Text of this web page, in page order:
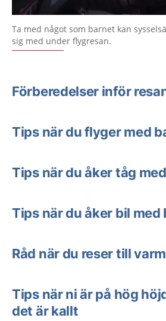
Ta med något som barnet kan
sig med under flygresan.
Förberedelser inför
Tips när du flyger med
Tips när du åker tåg
Tips när du åker bil med
Råd när du reser till
Tips när ni är på hög
det är kallt